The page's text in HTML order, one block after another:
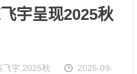
宇呈现2025秋
飞宇 2025秋
2025-09-